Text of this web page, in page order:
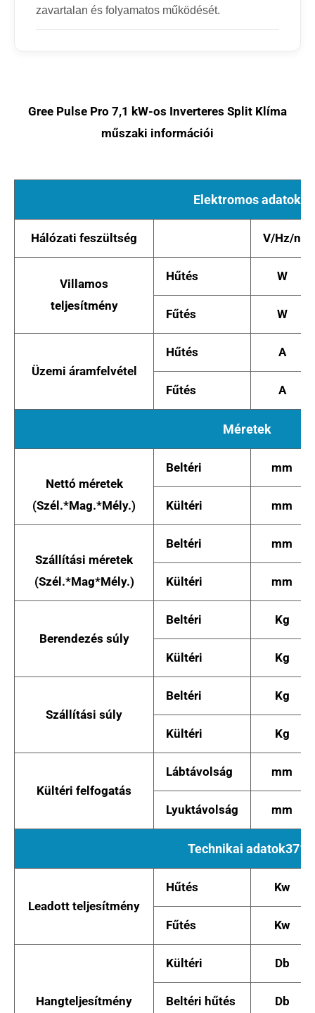
zavartalan és folyamatos működését.
Gree Pulse Pro 7,1 kW-os Inverteres Split Klíma
műszaki információi
Elektromos adatok
Hálózati feszültség V/Hz/n
Villamos
teljesítmény
Hűtés W
Fűtés W
Üzemi áramfelvétel
Hűtés A
Fűtés A
Méretek
Nettó méretek
(Szél.*Mag.*Mély.)
Beltéri mm
Kültéri mm
Szállítási méretek
(Szél.*Mag*Mély.)
Beltéri mm
Kültéri mm
Berendezés súly
Beltéri Kg
Kültéri Kg
Szállítási súly
Beltéri Kg
Kültéri Kg
Kültéri felfogatás
Lábtávolság mm
Lyuktávolság mm
Technikai adatok371
Leadott teljesítmény
Hűtés Kw
Fűtés Kw
Hangteljesítmény
Kültéri Db
Beltéri hűtés Db